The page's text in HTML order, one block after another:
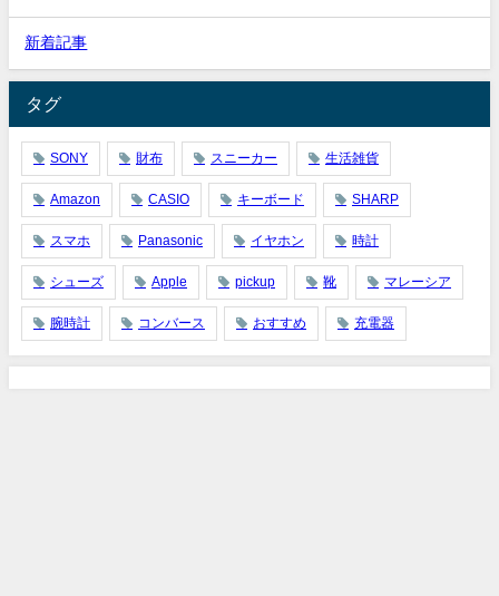
新着記事
タグ
SONY 財布 スニーカー 生活雑貨
Amazon CASIO キーボード SHARP
スマホ Panasonic イヤホン 時計
シューズ Apple pickup 靴 マレーシア
腕時計 コンバース おすすめ 充電器